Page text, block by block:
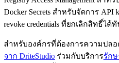
Docker Secrets สำหรับจัดการ
revoke credentials ที่ยกเลิกสิทธิ์ไ
สำหรับองค์กรที่ต้องการความปล
จาก DriteStudio ร่วมกับบริการรัก